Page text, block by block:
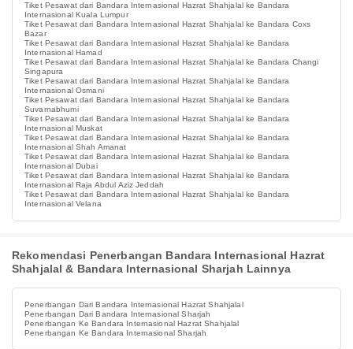
Tiket Pesawat dari Bandara Internasional Hazrat Shahjalal ke Bandara
Internasional Kuala Lumpur
Tiket Pesawat dari Bandara Internasional Hazrat Shahjalal ke Bandara Coxs
Bazar
Tiket Pesawat dari Bandara Internasional Hazrat Shahjalal ke Bandara
Internasional Hamad
Tiket Pesawat dari Bandara Internasional Hazrat Shahjalal ke Bandara Changi
Singapura
Tiket Pesawat dari Bandara Internasional Hazrat Shahjalal ke Bandara
Internasional Osmani
Tiket Pesawat dari Bandara Internasional Hazrat Shahjalal ke Bandara
Suvarnabhumi
Tiket Pesawat dari Bandara Internasional Hazrat Shahjalal ke Bandara
Internasional Muskat
Tiket Pesawat dari Bandara Internasional Hazrat Shahjalal ke Bandara
Internasional Shah Amanat
Tiket Pesawat dari Bandara Internasional Hazrat Shahjalal ke Bandara
Internasional Dubai
Tiket Pesawat dari Bandara Internasional Hazrat Shahjalal ke Bandara
Internasional Raja Abdul Aziz Jeddah
Tiket Pesawat dari Bandara Internasional Hazrat Shahjalal ke Bandara
Internasional Velana
Rekomendasi Penerbangan Bandara Internasional Hazrat
Shahjalal & Bandara Internasional Sharjah Lainnya
Penerbangan Dari Bandara Internasional Hazrat Shahjalal
Penerbangan Dari Bandara Internasional Sharjah
Penerbangan Ke Bandara Internasional Hazrat Shahjalal
Penerbangan Ke Bandara Internasional Sharjah